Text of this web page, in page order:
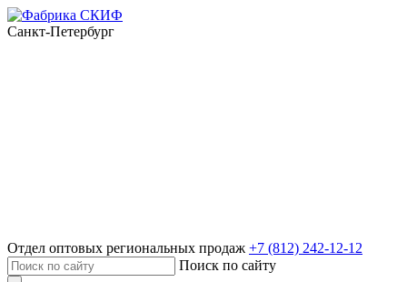
Санкт-Петербург
Отдел оптовых региональных продаж +7 (812) 242-12-12
Поиск по сайту